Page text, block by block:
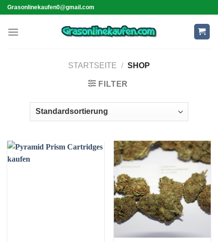
Skip
content
Grasonlinekaufen0@gmail.com
STARTSEITE / SHOP
FILTER